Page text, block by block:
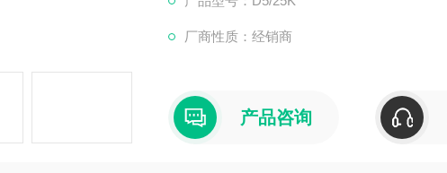
厂商性质：经销商
产品咨询